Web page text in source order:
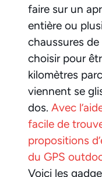
faire sur un
entière ou
chaussures de
choisir pour
kilomètres
viennent se
dos. Avec
facile de
propositions
du GPS
Voici les